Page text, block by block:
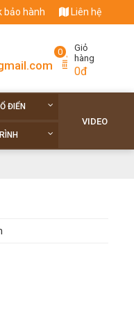
bảo hành Liên hệ
0
Giỏ
hàng
0đ
ĐIỂN
VIDEO